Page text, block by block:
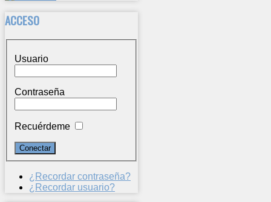
ACCESO
Usuario
Contraseña
Recuérdeme
¿Recordar contraseña?
¿Recordar usuario?